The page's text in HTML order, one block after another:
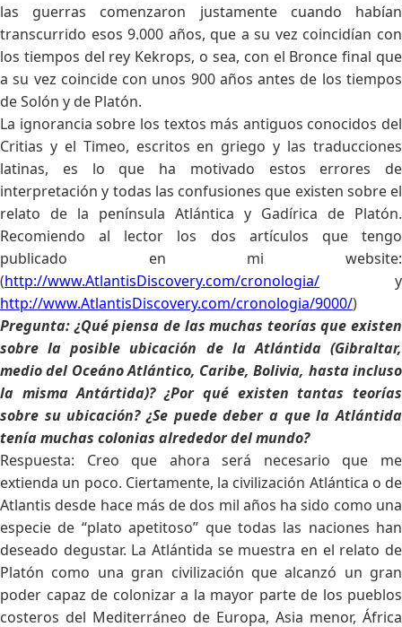
las guerras comenzaron justamente cuando habían
transcurrido esos 9.000 años, que a su vez coincidían con
los tiempos del rey Kekrops, o sea, con el Bronce final que
a su vez coincide con unos 900 años antes de los tiempos
de Solón y de Platón.
La ignorancia sobre los textos más antiguos conocidos del
Critias y el Timeo, escritos en griego y las traducciones
latinas, es lo que ha motivado estos errores de
interpretación y todas las confusiones que existen sobre el
relato de la península Atlántica y Gadírica de Platón.
Recomiendo al lector los dos artículos que tengo
publicado en mi website:
(http://www.AtlantisDiscovery.com/cronologia/ y
http://www.AtlantisDiscovery.com/cronologia/9000/)
Pregunta: ¿Qué piensa de las muchas teorías que existen
sobre la posible ubicación de la Atlántida (Gibraltar,
medio del Oceáno Atlántico, Caribe, Bolivia, hasta incluso
la misma Antártida)? ¿Por qué existen tantas teorías
sobre su ubicación? ¿Se puede deber a que la Atlántida
tenía muchas colonias alrededor del mundo?
Respuesta: Creo que ahora será necesario que me
extienda un poco. Ciertamente, la civilización Atlántica o de
Atlantis desde hace más de dos mil años ha sido como una
especie de “plato apetitoso” que todas las naciones han
deseado degustar. La Atlántida se muestra en el relato de
Platón como una gran civilización que alcanzó un gran
poder capaz de colonizar a la mayor parte de los pueblos
costeros del Mediterráneo de Europa, Asia menor, África